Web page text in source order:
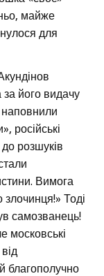
майже
для
за його видачу
російські
розшуків
Вимога
Тоді
самозванець!
московські
благополучно